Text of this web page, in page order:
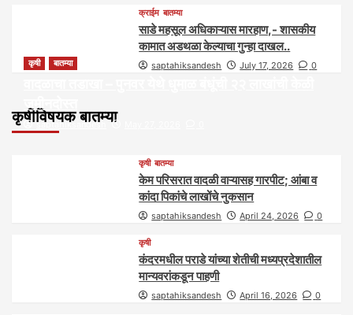
क्राईम बातम्या
साडे महसूल अधिकाऱ्यास मारहाण,- शासकीय
कामात अडथळा केल्याचा गुन्हा दाखल..
saptahiksandesh July 17, 2026 0
कृषीविषयक बातम्या
कृषी बातम्या
saptahiksandesh
कृषी बातम्या
केम परिसरात वादळी वाऱ्यासह गारपीट; आंबा व
कांदा पिकांचे लाखोंचे नुकसान
saptahiksandesh April 24, 2026 0
कृषी
कंदरमधील पराडे यांच्या शेतीची मध्यप्रदेशातील
मान्यवरांकडून पाहणी
saptahiksandesh April 16, 2026 0